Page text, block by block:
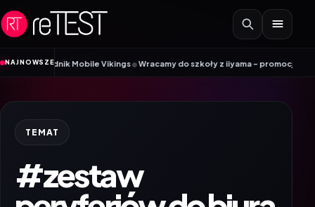
Przejdź do treści
NAJNOWSZEMobile Vikings• Wracamy do szkoły z iiyama – promocja Back to
TEMAT
#zestaw